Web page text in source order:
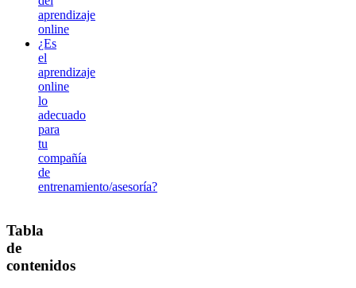
aprendizaje
online
¿Es
el
aprendizaje
online
lo
adecuado
para
tu
compañía
de
entrenamiento/asesoría?
Tabla
de
contenidos